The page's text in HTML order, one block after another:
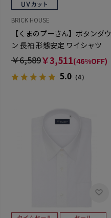
BRICK HOUSE
【くまのプーさん】ボタンダウ
ン 長袖 形態安定 ワイシャツ
【透け防止】
￥6,589￥3,511(46%OFF)
5.0（4）